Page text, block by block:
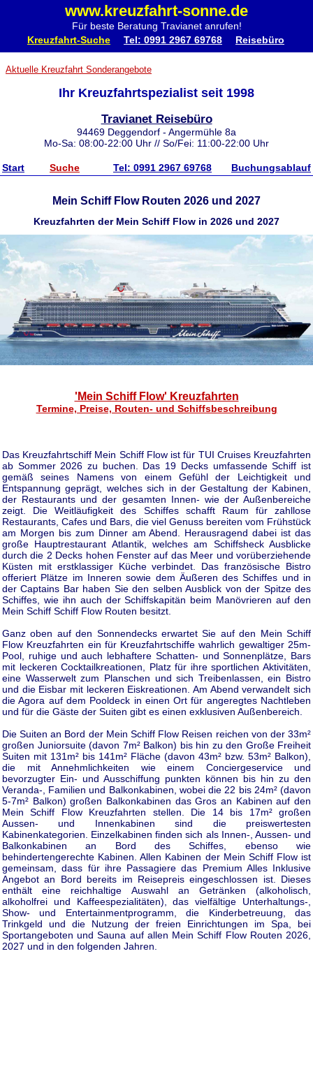
www.kreuzfahrt-sonne.de
Für beste Beratung Travianet anrufen!
Kreuzfahrt-Suche Tel: 0991 2967 69768 Reisebüro
Aktuelle Kreuzfahrt Sonderangebote
Ihr Kreuzfahrtspezialist seit 1998
Travianet Reisebüro
94469 Deggendorf - Angermühle 8a
Mo-Sa: 08:00-22:00 Uhr // So/Fei: 11:00-22:00 Uhr
Start Suche Tel: 0991 2967 69768 Buchungsablauf
Mein Schiff Flow Routen 2026 und 2027
Kreuzfahrten der Mein Schiff Flow in 2026 und 2027
'Mein Schiff Flow' Kreuzfahrten
Termine, Preise, Routen- und Schiffsbeschreibung
Das Kreuzfahrtschiff Mein Schiff Flow ist für TUI Cruises Kreuzfahrten
ab Sommer 2026 zu buchen. Das 19 Decks umfassende Schiff ist
gemäß seines Namens von einem Gefühl der Leichtigkeit und
Entspannung geprägt, welches sich in der Gestaltung der Kabinen,
der Restaurants und der gesamten Innen- wie der Außenbereiche
zeigt. Die Weitläufigkeit des Schiffes schafft Raum für zahllose
Restaurants, Cafes und Bars, die viel Genuss bereiten vom Frühstück
am Morgen bis zum Dinner am Abend. Herausragend dabei ist das
große Hauptrestaurant Atlantik, welches am Schiffsheck Ausblicke
durch die 2 Decks hohen Fenster auf das Meer und vorüberziehende
Küsten mit erstklassiger Küche verbindet. Das französische Bistro
offeriert Plätze im Inneren sowie dem Äußeren des Schiffes und in
der Captains Bar haben Sie den selben Ausblick von der Spitze des
Schiffes, wie ihn auch der Schiffskapitän beim Manövrieren auf den
Mein Schiff Schiff Flow Routen besitzt.
Ganz oben auf den Sonnendecks erwartet Sie auf den Mein Schiff
Flow Kreuzfahrten ein für Kreuzfahrtschiffe wahrlich gewaltiger 25m-
Pool, ruhige und auch lebhaftere Schatten- und Sonnenplätze, Bars
mit leckeren Cocktailkreationen, Platz für ihre sportlichen Aktivitäten,
eine Wasserwelt zum Planschen und sich Treibenlassen, ein Bistro
und die Eisbar mit leckeren Eiskreationen. Am Abend verwandelt sich
die Agora auf dem Pooldeck in einen Ort für angeregtes Nachtleben
und für die Gäste der Suiten gibt es einen exklusiven Außenbereich.
Die Suiten an Bord der Mein Schiff Flow Reisen reichen von der 33m²
großen Juniorsuite (davon 7m² Balkon) bis hin zu den Große Freiheit
Suiten mit 131m² bis 141m² Fläche (davon 43m² bzw. 53m² Balkon),
die mit Annehmlichkeiten wie einem Conciergeservice und
bevorzugter Ein- und Ausschiffung punkten können bis hin zu den
Veranda-, Familien und Balkonkabinen, wobei die 22 bis 24m² (davon
5-7m² Balkon) großen Balkonkabinen das Gros an Kabinen auf den
Mein Schiff Flow Kreuzfahrten stellen. Die 14 bis 17m² großen
Aussen- und Innenkabinen sind die preiswertesten
Kabinenkategorien. Einzelkabinen finden sich als Innen-, Aussen- und
Balkonkabinen an Bord des Schiffes, ebenso wie
behindertengerechte Kabinen. Allen Kabinen der Mein Schiff Flow ist
gemeinsam, dass für ihre Passagiere das Premium Alles Inklusive
Angebot an Bord bereits im Reisepreis eingeschlossen ist. Dieses
enthält eine reichhaltige Auswahl an Getränken (alkoholisch,
alkoholfrei und Kaffeespezialitäten), das vielfältige Unterhaltungs-,
Show- und Entertainmentprogramm, die Kinderbetreuung, das
Trinkgeld und die Nutzung der freien Einrichtungen im Spa, bei
Sportangeboten und Sauna auf allen Mein Schiff Flow Routen 2026,
2027 und in den folgenden Jahren.